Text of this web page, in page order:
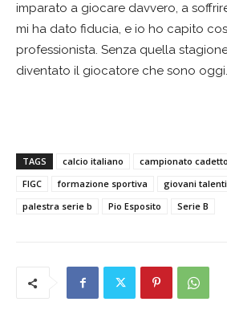
imparato a giocare davvero, a
mi ha dato fiducia, e io ho capito
professionista. Senza quella
diventato il giocatore che sono
TAGS calcio italiano campionato cadetto
FIGC
formazione sportiva giovani talenti
palestra serie b
Pio Esposito Serie B